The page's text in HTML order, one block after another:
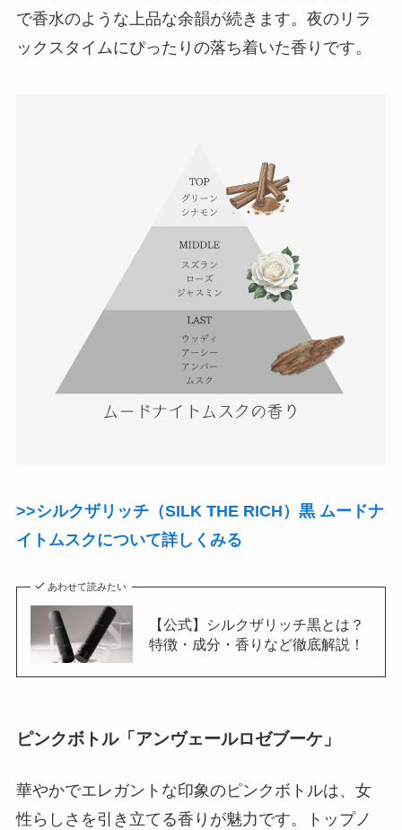
で香水のような上品な余韻が続きます。夜のリラ
ックスタイムにぴったりの落ち着いた香りです。
>>シルクザリッチ（SILK THE RICH）黒 ムードナ
イトムスクについて詳しくみる
あわせて読みたい
【公式】シルクザリッチ黒とは？
特徴・成分・香りなど徹底解説！
ピンクボトル「アンヴェールロゼブーケ」
華やかでエレガントな印象のピンクボトルは、女
性らしさを引き立てる香りが魅力です。トップノ